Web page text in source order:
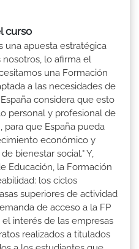
curso
una apuesta estratégica
nosotros, lo afirma el
una Formación
a las necesidades de
considera que esto
personal y profesional de
para que España pueda
económico y
bienestar social." Y,
Educación, la Formación
los ciclos
superiores de actividad
de acceso a la FP
interés de las empresas
realizados a titulados